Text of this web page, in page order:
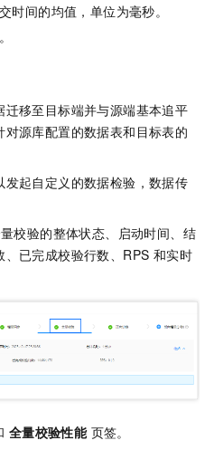
时间的均值，单位为毫秒。
移至目标端并与源端基本追平
源库配置的数据表和目标表的
起自定义的数据检验，数据传
校验的整体状态、启动时间、结
已完成校验行数、RPS 和实时
全量校验性能页签。